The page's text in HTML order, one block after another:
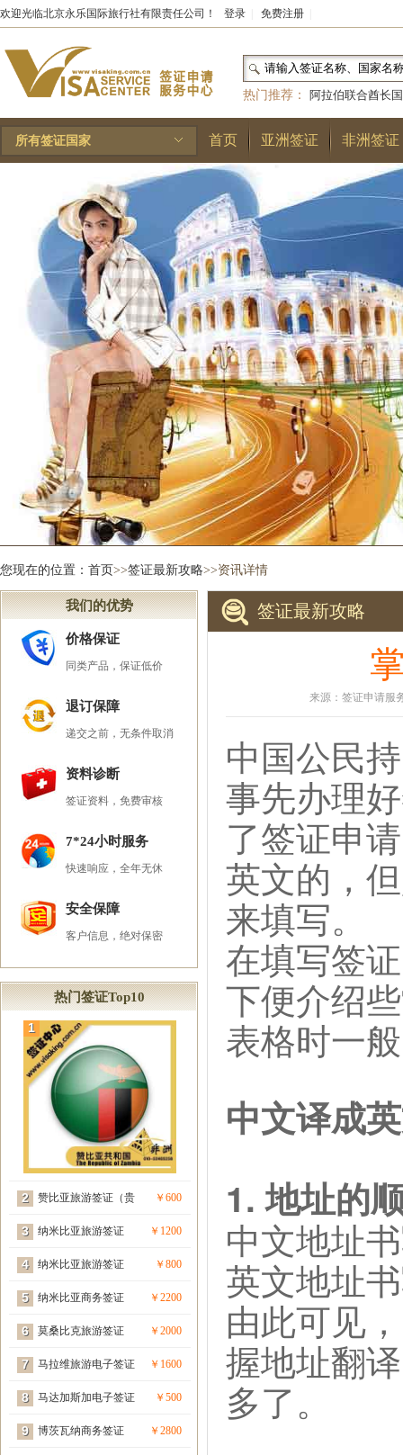
欢迎光临北京永乐国际旅行社有限责任公司！ 登录 免费注册
热门推荐：
阿拉伯联合酋长国
和国|布基纳法索|巴勒斯坦
林王国|安道尔公国|
所有签证国家 首页 亚洲签证 非洲签证
您现在的位置： 首页>>签证最新攻略>>资讯详情
我们的优势
价格保证
同类产品，保证低价
退订保障
递交之前，无条件取消
资料诊断
签证资料，免费审核
7*24小时服务
快速响应，全年无休
安全保障
客户信息，绝对保密
热门签证Top10
1
赞比亚旅游签证（贵
宾签）
￥600
2
纳米比亚旅游签证
（贵宾签）
￥1200
3
纳米比亚旅游签证 ￥800
4
纳米比亚商务签证
（贵宾签）
￥2200
5
莫桑比克旅游签证
（贵宾签）
￥2000
6
马拉维旅游电子签证
（贵宾签）
￥1600
7
马达加斯加电子签证
（贵宾签）
￥500
8
博茨瓦纳商务签证 ￥2800
9
签证最新攻略
来源：签证申请
中国公民
事先办理
了签证申
英文的，
来填写。
在填写签
下便介绍
表格时一
中文译成
1. 地址的
中文地址
英文地址
由此可见
握地址翻
多了。